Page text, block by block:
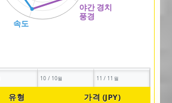
10 / 10월 11 / 11월
유형 가격 (JPY)